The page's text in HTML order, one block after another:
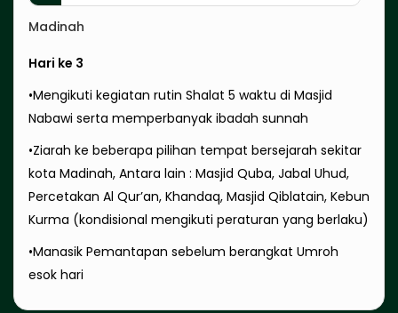
Madinah
Hari ke 3
•Mengikuti kegiatan rutin Shalat 5 waktu di Masjid
Nabawi serta memperbanyak ibadah sunnah
•Ziarah ke beberapa pilihan tempat bersejarah sekitar
kota Madinah, Antara lain : Masjid Quba, Jabal Uhud,
Percetakan Al Qur’an, Khandaq, Masjid Qiblatain, Kebun
Kurma (kondisional mengikuti peraturan yang berlaku)
•Manasik Pemantapan sebelum berangkat Umroh
esok hari